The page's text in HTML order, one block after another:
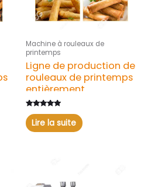
Machine à rouleaux de
printemps
Ligne de production de
rouleaux de printemps
entièrement
automatique, longueur
9 cm
Note
5.00
sur 5
Lire la suite